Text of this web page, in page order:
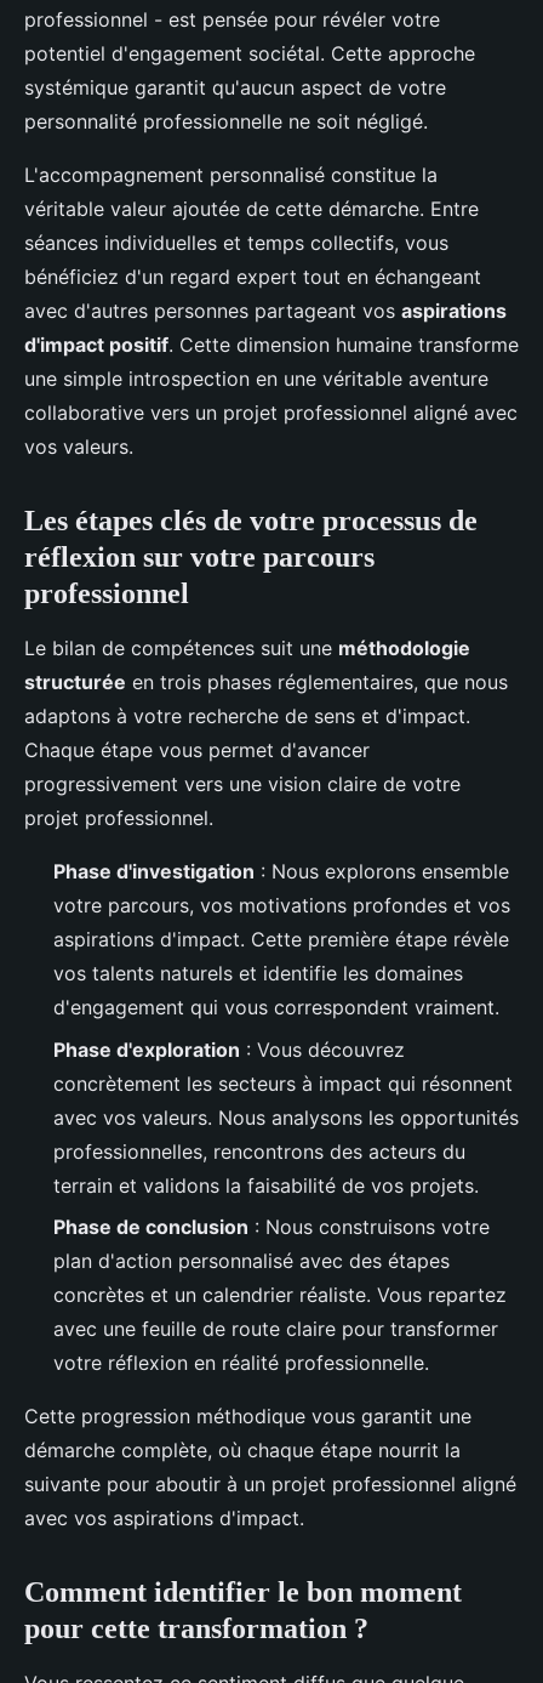
professionnel - est pensée pour révéler votre
potentiel d'engagement sociétal. Cette approche
systémique garantit qu'aucun aspect de votre
personnalité professionnelle ne soit négligé.
L'accompagnement personnalisé constitue la
véritable valeur ajoutée de cette démarche. Entre
séances individuelles et temps collectifs, vous
bénéficiez d'un regard expert tout en échangeant
avec d'autres personnes partageant vos aspirations
d'impact positif. Cette dimension humaine transforme
une simple introspection en une véritable aventure
collaborative vers un projet professionnel aligné avec
vos valeurs.
Les étapes clés de votre processus de
réflexion sur votre parcours
professionnel
Le bilan de compétences suit une méthodologie
structurée en trois phases réglementaires, que nous
adaptons à votre recherche de sens et d'impact.
Chaque étape vous permet d'avancer
progressivement vers une vision claire de votre
projet professionnel.
Phase d'investigation : Nous explorons ensemble
votre parcours, vos motivations profondes et vos
aspirations d'impact. Cette première étape révèle
vos talents naturels et identifie les domaines
d'engagement qui vous correspondent vraiment.
Phase d'exploration : Vous découvrez
concrètement les secteurs à impact qui résonnent
avec vos valeurs. Nous analysons les opportunités
professionnelles, rencontrons des acteurs du
terrain et validons la faisabilité de vos projets.
Phase de conclusion : Nous construisons votre
plan d'action personnalisé avec des étapes
concrètes et un calendrier réaliste. Vous repartez
avec une feuille de route claire pour transformer
votre réflexion en réalité professionnelle.
Cette progression méthodique vous garantit une
démarche complète, où chaque étape nourrit la
suivante pour aboutir à un projet professionnel aligné
avec vos aspirations d'impact.
Comment identifier le bon moment
pour cette transformation ?